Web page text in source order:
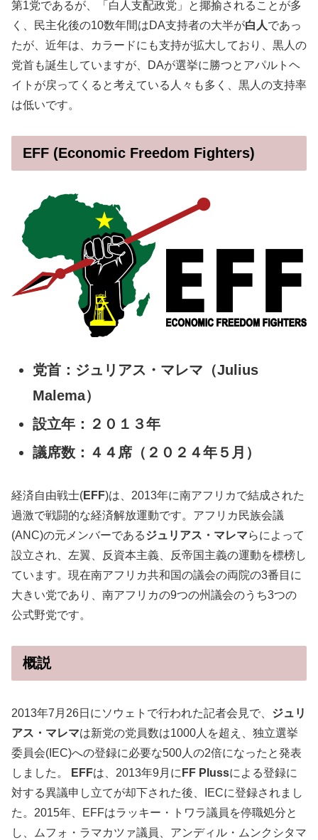
第1党であるが、「白人支配政党」と揶揄されることが多
く、民主化後の10数年間はDA支持者の大半が白人であっ
たが、近年は、カラードにも支持が拡大しており、黒人の
党首も誕生していますが、DAが選挙に勝つとアパルトヘ
イトが戻ってくると考えている人々も多く、黒人の支持率
は低いです。
EFF (Economic Freedom Fighters)
党首：ジュリアス・マレマ（Julius
Malema）
設立年：２０１３年
議席数：４４席（２０２４年５月）
経済自由戦士(EFF)は、2013年に南アフリカで結成された
過激で戦闘的な経済解放運動です。アフリカ民族会議
(ANC)の元メンバーであるジュリアス・マレマらによって
設立され、左翼、反資本主義、反帝国主義の運動を標榜し
ています。現在南アフリカ共和国の議会の両院の3番目に
大きい党であり、南アフリカの9つの州議会のうち3つの
公式野党です。
概説
2013年7月26日にソウェトで行われた記者会見で、 ジュリ
アス・マレマは新党の党員数は1000人を超え、独立選挙
委員会(IEC)への登録に必要な500人の2倍になったと発表
しました。
EFFは、2013年9月に FF Plussによる登録に
対する異議申し立てが却下された後、IECに登録されまし
た。2015年、EFFはラッキー・トワラ議員を停職処分と
し、ムフォ・ラマカツァ議員、アンディル・ムンクシタマ